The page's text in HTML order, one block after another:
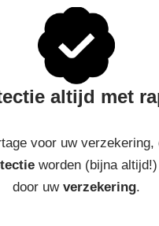
altijd met
voor uw verzekering,
worden (bijna altijd!)
door uw verzekering.